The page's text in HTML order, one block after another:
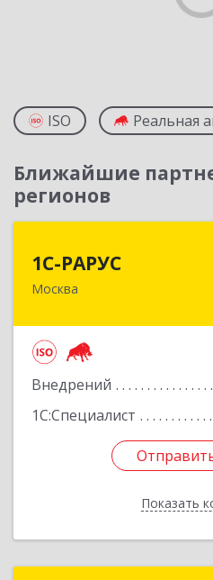
ISO Реальная
Ближайшие
регионов
1С-РАРУС
Москва
Внедрений
1С:Специалист
Показать
127434, Москва г,